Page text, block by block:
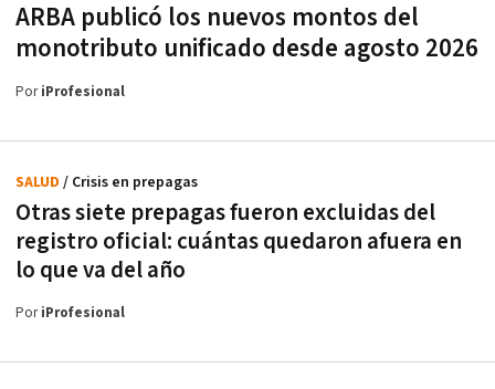
ARBA publicó los nuevos montos del
monotributo unificado desde agosto 2026
PoriProfesional
Otras siete prepagas fueron excluidas del
registro oficial: cuántas quedaron afuera en
lo que va del año
SALUD / Crisis en prepagas
PoriProfesional